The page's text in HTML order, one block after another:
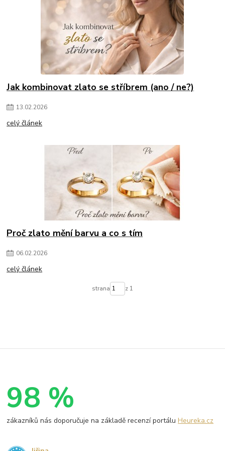
Jak kombinovat zlato se stříbrem (ano / ne?)
13.02.2026
celý článek
Proč zlato mění barvu a co s tím
06.02.2026
celý článek
strana z 1
98 %
zákazníků nás doporučuje na základě recenzí portáluHeureka.cz